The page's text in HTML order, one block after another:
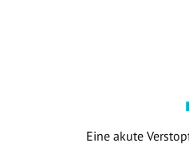
Eine akute